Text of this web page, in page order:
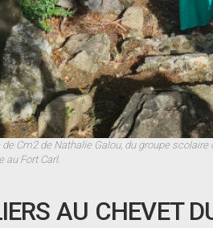
Cm2 de Nathalie Galou, du groupe
au Fort Carl.
AU CHEVET